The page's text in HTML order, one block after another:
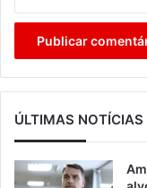
ÚLTIMAS NOTÍCIAS